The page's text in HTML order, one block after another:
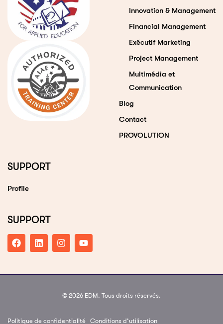
Innovation & Management
Financial Management
Exécutif Marketing
Project Management
Multimédia et
Communication
Blog
Contact
PROVOLUTION
SUPPORT
Profile
SUPPORT
© 2026 EDM. Tous droits réservés.
Politique de confidentialité Conditions d’utilisation